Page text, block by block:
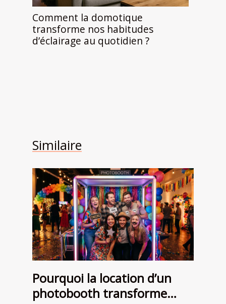
Comment la domotique
transforme nos habitudes
d’éclairage au quotidien ?
Similaire
Pourquoi la location d’un
photobooth transforme